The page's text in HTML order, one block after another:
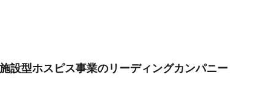
設型ホスピス事業のリーディングカンパニー